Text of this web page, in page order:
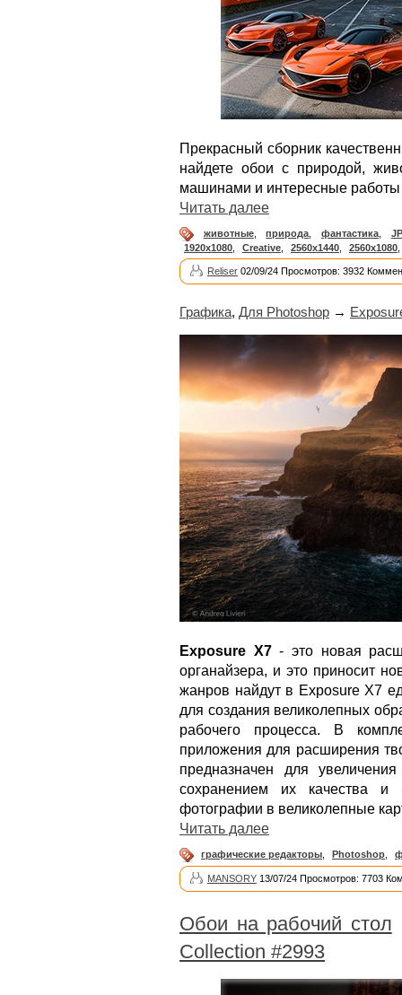
Прекрасный сборник
найдете обои с природой,
машинами и интересные
Читать далее
животные, природа фантастика
1920x1080
Creative 2560x1440 2560x1080
Reliser 02/09/24 Просмотров: 3932
Графика, Для Photoshop →
Exposure X7- это новая
органайзера, и это приносит
жанров найдут в Exposure X7
для создания великолепных
рабочего процесса. В
приложения для расширения
предназначен для
сохранением их качества
фотографии в великолепные
Читать далее
графические редакторы Photoshop
MANSORY 13/07/24 Просмотров: 7703
Обои на рабочий стол
Collection #2993